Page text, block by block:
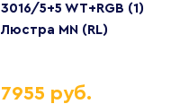
3016/5+5 WT+RGB (1)
Люстра MN (RL)
7955 руб.